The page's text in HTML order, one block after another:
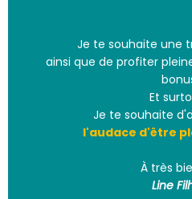
Je te souhaite une
ainsi que de profiter
Et
Je te souhaite
l'audace d'être
À très
Line